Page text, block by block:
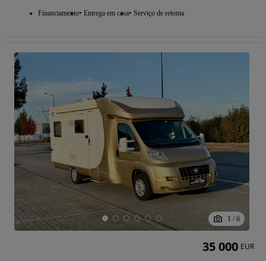
Financiamento Entrega em casa Serviço de retoma
1 / 6
35 000 EUR